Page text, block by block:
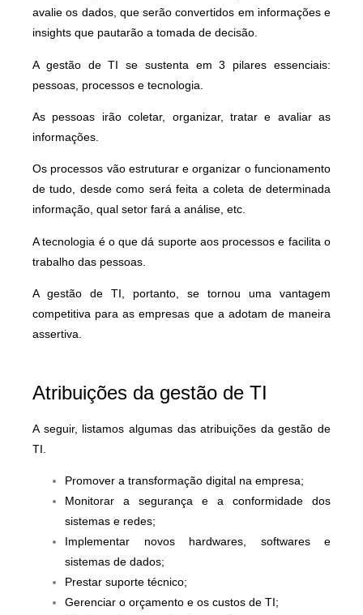
avalie os dados, que serão convertidos em informações e
insights que pautarão a tomada de decisão.
A gestão de TI se sustenta em 3 pilares essenciais:
pessoas, processos e tecnologia.
As pessoas irão coletar, organizar, tratar e avaliar as
informações.
Os processos vão estruturar e organizar o funcionamento
de tudo, desde como será feita a coleta de determinada
informação, qual setor fará a análise, etc.
A tecnologia é o que dá suporte aos processos e facilita o
trabalho das pessoas.
A gestão de TI, portanto, se tornou uma vantagem
competitiva para as empresas que a adotam de maneira
assertiva.
Atribuições da gestão de TI
A seguir, listamos algumas das atribuições da gestão de
TI.
Promover a transformação digital na empresa;
Monitorar a segurança e a conformidade dos
sistemas e redes;
Implementar novos hardwares, softwares e
sistemas de dados;
Prestar suporte técnico;
Gerenciar o orçamento e os custos de TI;